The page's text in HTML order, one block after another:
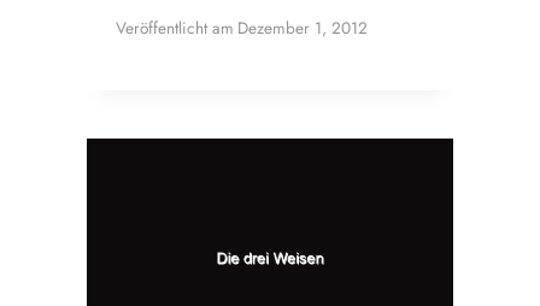
Veröffentlicht am Dezember 1, 2012